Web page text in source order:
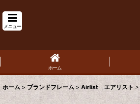
メニュー
ホーム
ホーム > ブランドフレーム > Airlist エアリスト >